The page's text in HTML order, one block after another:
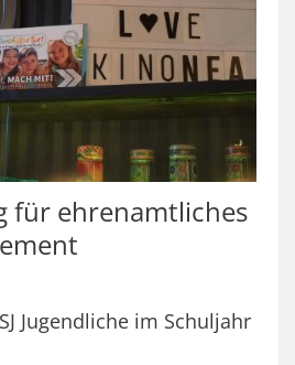
für ehrenamtliches
Jugendliche im Schuljahr